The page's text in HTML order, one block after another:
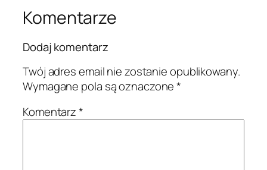
Komentarze
Dodaj komentarz
Twój adres email nie zostanie opublikowany.
Wymagane pola są oznaczone*
Komentarz*